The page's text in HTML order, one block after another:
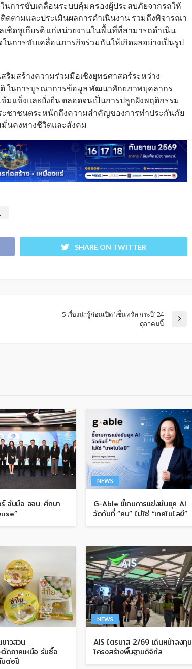
นการขับเคลื่อนระบบคุ้มครองผู้ประสบภัยจากรถให้
ดตามและประเมินผลการดำเนินงาน รวมถึงพิจารณา
ชิดชูเกียรติ แก่หน่วยงานในพื้นที่ที่สามารถดำเนิน
นการขับเคลื่อนภารกิจร่วมกันให้เกิดผลอย่างเป็นรูป
ริมสร้างความร่วมมือเชิงยุทธศาสตร์ระหว่าง
ในการบูรณาการข้อมูล พัฒนาศักยภาพบุคลากร
มแข็งและยั่งยืน ตลอดจนเป็นการปลูกฝังพฤติกรรม
ชาชนตระหนักถึงความสำคัญของการทำประกันภัย
นคงทางชีวิตและสังคม
SHARE ON TWITTER
5 เรื่องน่ารู้ก่อนเปิด ‘เซ็นทรัล กระบี่’ 24
ตุลาคมนี้
จับมือ อจน. ศึกษา
NEWS
G-Able ชี้เกมการแข่งขันยุค AI
วัดกันที่ “คน” ไม่ใช่ “เทคโนโลยี”
ชาวสวน
วัดภาคเหนือ รับซื้อ
ต่อปี
NEWS
AIS ไตรมาส 2/69 เดินหน้าลงทุน
โครงสร้างพื้นฐานดิจิทัล